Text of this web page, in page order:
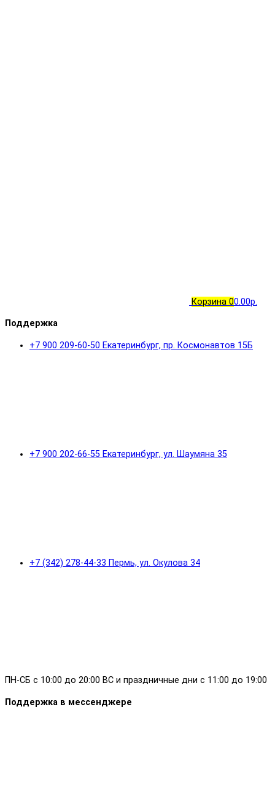
Корзина 00.00р.
Поддержка
+7 900 209-60-50 Екатеринбург, пр. Космонавтов 15Б
+7 900 202-66-55 Екатеринбург, ул. Шаумяна 35
+7 (342) 278-44-33 Пермь, ул. Окулова 34
ПН-СБ с 10:00 до 20:00 ВС и праздничные дни с 11:00 до 19:00
Поддержка в мессенджере